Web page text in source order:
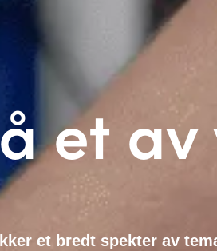
et av
et bredt spekter av